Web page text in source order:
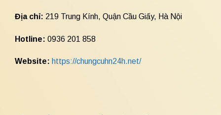
Địa chỉ: 219 Trung Kính, Quận Cầu Giấy, Hà Nội
Hotline: 0936 201 858
Website: https://chungcuhn24h.net/